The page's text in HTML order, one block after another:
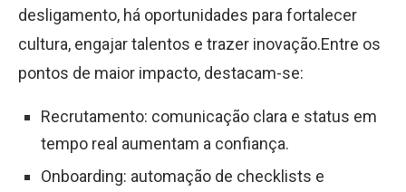
desligamento, há oportunidades para fortalecer
cultura, engajar talentos e trazer inovação.Entre os
pontos de maior impacto, destacam-se:
Recrutamento: comunicação clara e status em
tempo real aumentam a confiança.
Onboarding: automação de checklists e